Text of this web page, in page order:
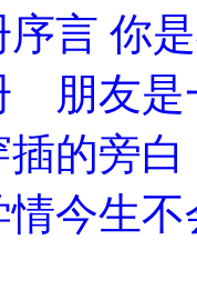
言 你
朋友是
的旁白
今生不